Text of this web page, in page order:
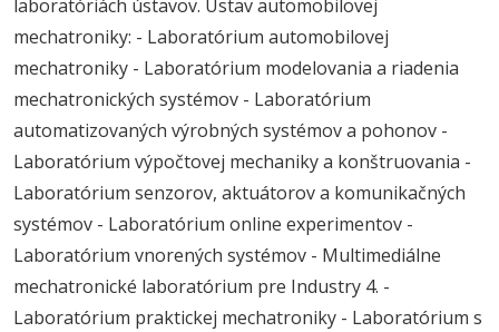
laboratóriách ústavov. Ústav automobilovej
mechatroniky: - Laboratórium automobilovej
mechatroniky - Laboratórium modelovania a riadenia
mechatronických systémov - Laboratórium
automatizovaných výrobných systémov a pohonov -
Laboratórium výpočtovej mechaniky a konštruovania -
Laboratórium senzorov, aktuátorov a komunikačných
systémov - Laboratórium online experimentov -
Laboratórium vnorených systémov - Multimediálne
mechatronické laboratórium pre Industry 4. -
Laboratórium praktickej mechatroniky - Laboratórium s